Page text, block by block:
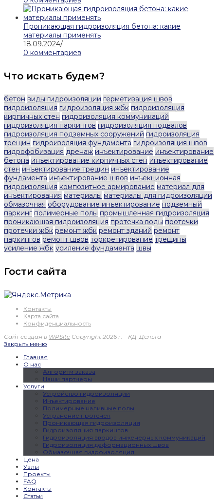
Проникающая гидроизоляция бетона: какие
материалы применять
18.09.2024/
0 комментариев
Что искать будем?
бетон виды гидроизоляции герметизация швов
гидроизоляция гидроизоляция жбк гидроизоляция
кирпичных стен гидроизоляция коммуникаций
гидроизоляция паркингов гидроизоляция подвалов
гидроизоляция подземных сооружений гидроизоляция
трещин гидроизоляция фундамента гидроизоляция швов
гидрофобизация дренаж инъектирование инъектирование
бетона инъектирование кирпичных стен инъектирование
стен инъектирование трещин инъектирование
фундамента инъектирование швов инъекционная
гидроизоляция композитное армирование материал для
инъектирования материалы материалы для гидроизоляции
обмазочная оборудование инъектирование подземный
паркинг полимерные полы промышленная гидроизоляция
проникающая гидроизоляция протечка воды протечки
протечки жбк ремонт жбк ремонт зданий ремонт
паркингов ремонт швов торкретирование трещины
усиление жбк усиление фундамента швы
Гости сайта
Контакты
Карта сайта
Конфиденциальность
Сайт создан в WPSite Copyright 2026 г. - КД-Дельта
Закрыть меню
Главная
О нас
Алгоритм заказа
Наши партнеры
Услуги
Устройство гидроизоляции
Инъектирование
Полимерные наливные полы
Устранение протечек
Проникающая гидроизоляция
Гидроизоляция паркингов
Гидроизоляция вводов инженерных коммуникаций
Гидроизоляция деформационных швов
Обмазочная гидроизоляция
Цена
Узлы
Проекты
FAQ
Контакты
Статьи